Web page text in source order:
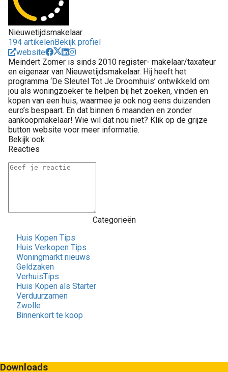
Nieuwetijdsmakelaar
194 artikelenBekijk profiel
website
Meindert Zomer is sinds 2010 register- makelaar/taxateur
en eigenaar van Nieuwetijdsmakelaar. Hij heeft het
programma ‘De Sleutel Tot Je Droomhuis’ ontwikkeld om
jou als woningzoeker te helpen bij het zoeken, vinden en
kopen van een huis, waarmee je ook nog eens duizenden
euro’s bespaart. En dat binnen 6 maanden en zonder
aankoopmakelaar! Wie wil dat nou niet? Klik op de grijze
button website voor meer informatie.
Bekijk ook
Reacties
Categorieën
Huis Kopen Tips
Huis Verkopen Tips
Woningmarkt nieuws
Geldzaken
VerhuisTips
Huis Kopen als Starter
Verduurzamen
Zwolle
Binnenkort te koop
Downloads